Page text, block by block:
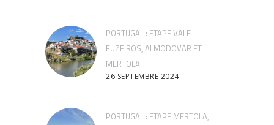
PORTUGAL : ETAPE VALE
FUZEIROS, ALMODOVAR ET
MERTOLA
26 SEPTEMBRE 2024
PORTUGAL : ETAPE MERTOLA,